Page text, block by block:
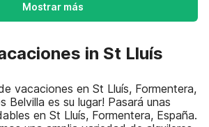
Mostrar más
in St Lluís
vacaciones en St Lluís, Formentera,
Belvilla es su lugar! Pasará unas
en St Lluís, Formentera, España.